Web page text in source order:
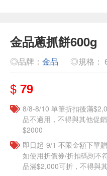
金品蔥抓餅600g
◎品牌： 金品 ◎規格：
$ 79
8/8-8/10 單筆折扣後滿
品不適用，不得與其他促
$2000
即日起-9/1 不限金額下單
如使用折價券/折扣碼則不
品滿$2,000可折，不得與